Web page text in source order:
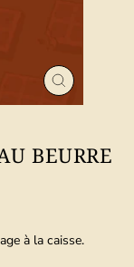
FERMER
(ESC)
BEURRE
à la caisse.